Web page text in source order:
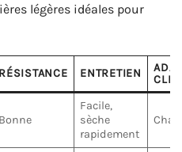
légères idéales pour
RÉSISTANCE ENTRETIEN
Bonne
Facile,
sèche
rapidement